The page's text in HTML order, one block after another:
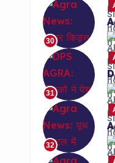
30
31
32